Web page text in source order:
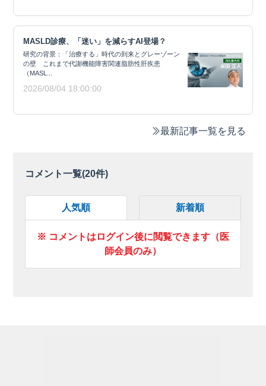
MASLD診療、「迷い」を減らすAI登場？
研究の背景：「治療する」時代の到来とグレーゾーン
の壁 これまで代謝機能障害関連脂肪性肝疾患
（MASL...
2026/08/04 18:00:00
最新記事一覧を見る
コメント一覧(20件)
人気順 新着順
※ コメントはログイン後に閲覧できます（医
師会員のみ）